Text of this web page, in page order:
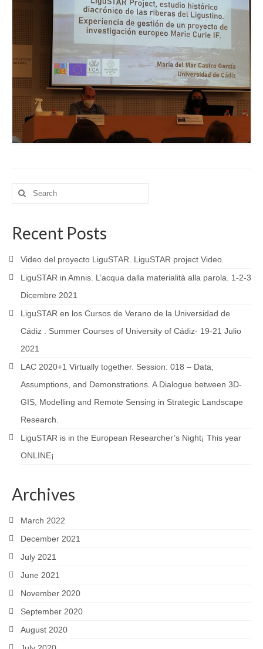
Search
for:
Recent Posts
Video del proyecto LiguSTAR. LiguSTAR project Video.
LiguSTAR in Amnis. L’acqua dalla materialità alla parola. 1-2-3
Dicembre 2021
LiguSTAR en los Cursos de Verano de la Universidad de
Cádiz . Summer Courses of University of Cádiz- 19-21 Julio
2021
LAC 2020+1 Virtually together. Session: 018 – Data,
Assumptions, and Demonstrations. A Dialogue between 3D-
GIS, Modelling and Remote Sensing in Strategic Landscape
Research.
LiguSTAR is in the European Researcher’s Night¡ This year
ONLINE¡
Archives
March 2022
December 2021
July 2021
June 2021
November 2020
September 2020
August 2020